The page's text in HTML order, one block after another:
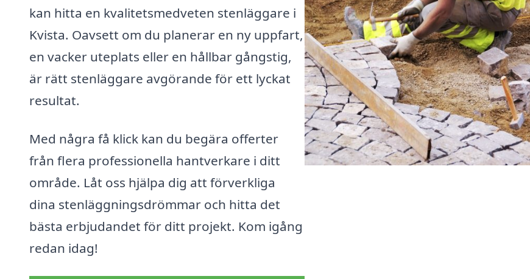
kan hitta en kvalitetsmedveten stenläggare i
Kvista. Oavsett om du planerar en ny uppfart,
en vacker uteplats eller en hållbar gångstig,
är rätt stenläggare avgörande för ett lyckat
resultat.
Med några få klick kan du begära offerter
från flera professionella hantverkare i ditt
område. Låt oss hjälpa dig att förverkliga
dina stenläggningsdrömmar och hitta det
bästa erbjudandet för ditt projekt. Kom igång
redan idag!